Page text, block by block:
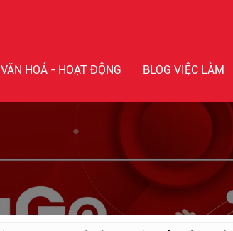
VĂN HOÁ - HOẠT ĐỘNG BLOG VIỆC LÀM